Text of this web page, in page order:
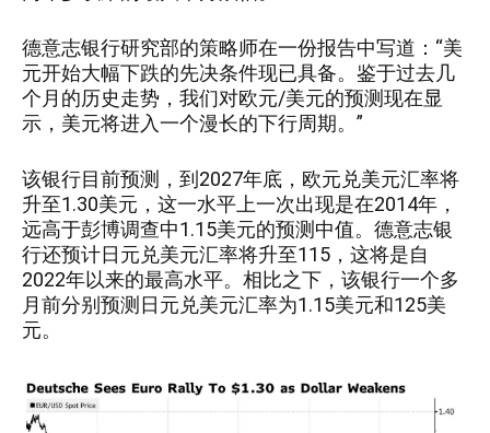
德意志银行研究部的策略师在一份报告中写道：“美
元开始大幅下跌的先决条件现已具备。鉴于过去几
个月的历史走势，我们对欧元/美元的预测现在显
示，美元将进入一个漫长的下行周期。”
该银行目前预测，到2027年底，欧元兑美元汇率将
升至1.30美元，这一水平上一次出现是在2014年，
远高于彭博调查中1.15美元的预测中值。德意志银
行还预计日元兑美元汇率将升至115，这将是自
2022年以来的最高水平。相比之下，该银行一个多
月前分别预测日元兑美元汇率为1.15美元和125美
元。